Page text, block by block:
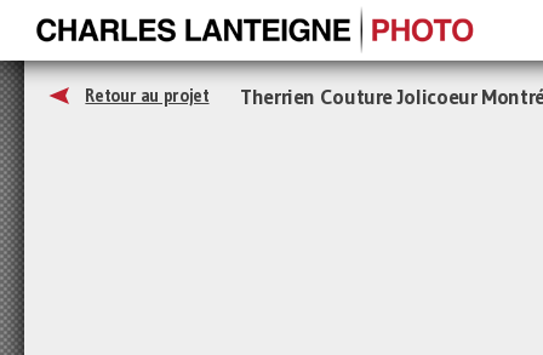
Retour au projet Therrien Couture Jolicoeur